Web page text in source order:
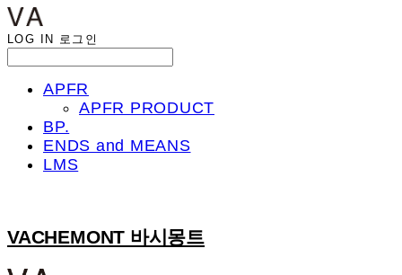
LOG IN 로그인
APFR
APFR PRODUCT
BP.
ENDS and MEANS
LMS
VACHEMONT 바시몽트